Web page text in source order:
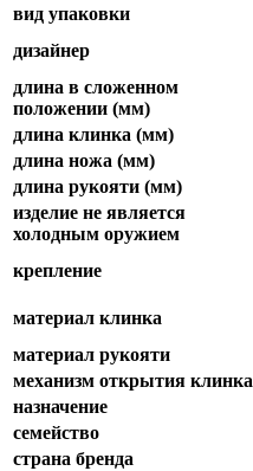
вид упаковки
дизайнер
длина в сложенном
положении (мм)
длина клинка (мм)
длина ножа (мм)
длина рукояти (мм)
изделие не является
холодным оружием
крепление
материал клинка
материал рукояти
механизм открытия клинка
назначение
семейство
страна бренда